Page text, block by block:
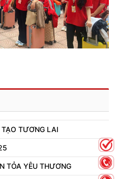
TƯƠNG LAI
TỎA YÊU THƯƠNG